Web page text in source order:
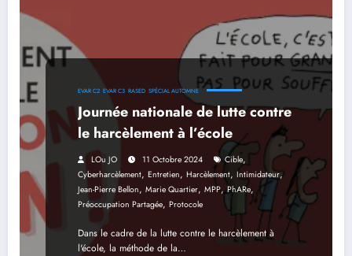
EVAR C2 EVAR C3 RASED SPÉCIAL AUTOMNE
Journée nationale de lutte contre
le harcèlement à l’école
LOu JO 11 Octobre 2024 Cible,
Cyberharcèlement, Entretien, Harcèlement, Intimidateur,
Jean-Pierre Bellon, Marie Quartier, MPP,PhARe,
Préoccupation Partagée, Protocole
Dans le cadre de la lutte contre le harcèlement à
l'école, la méthode de la…